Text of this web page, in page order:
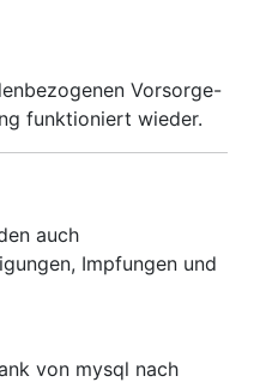
Vorsorge-
funktioniert wieder.
auch
Impfungen und
von mysql nach